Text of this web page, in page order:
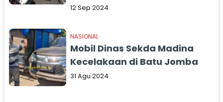
di TKP
12 Sep 2024
NASIONAL
Mobil Dinas Sekda Madina
Kecelakaan di Batu Jomba
31 Agu 2024